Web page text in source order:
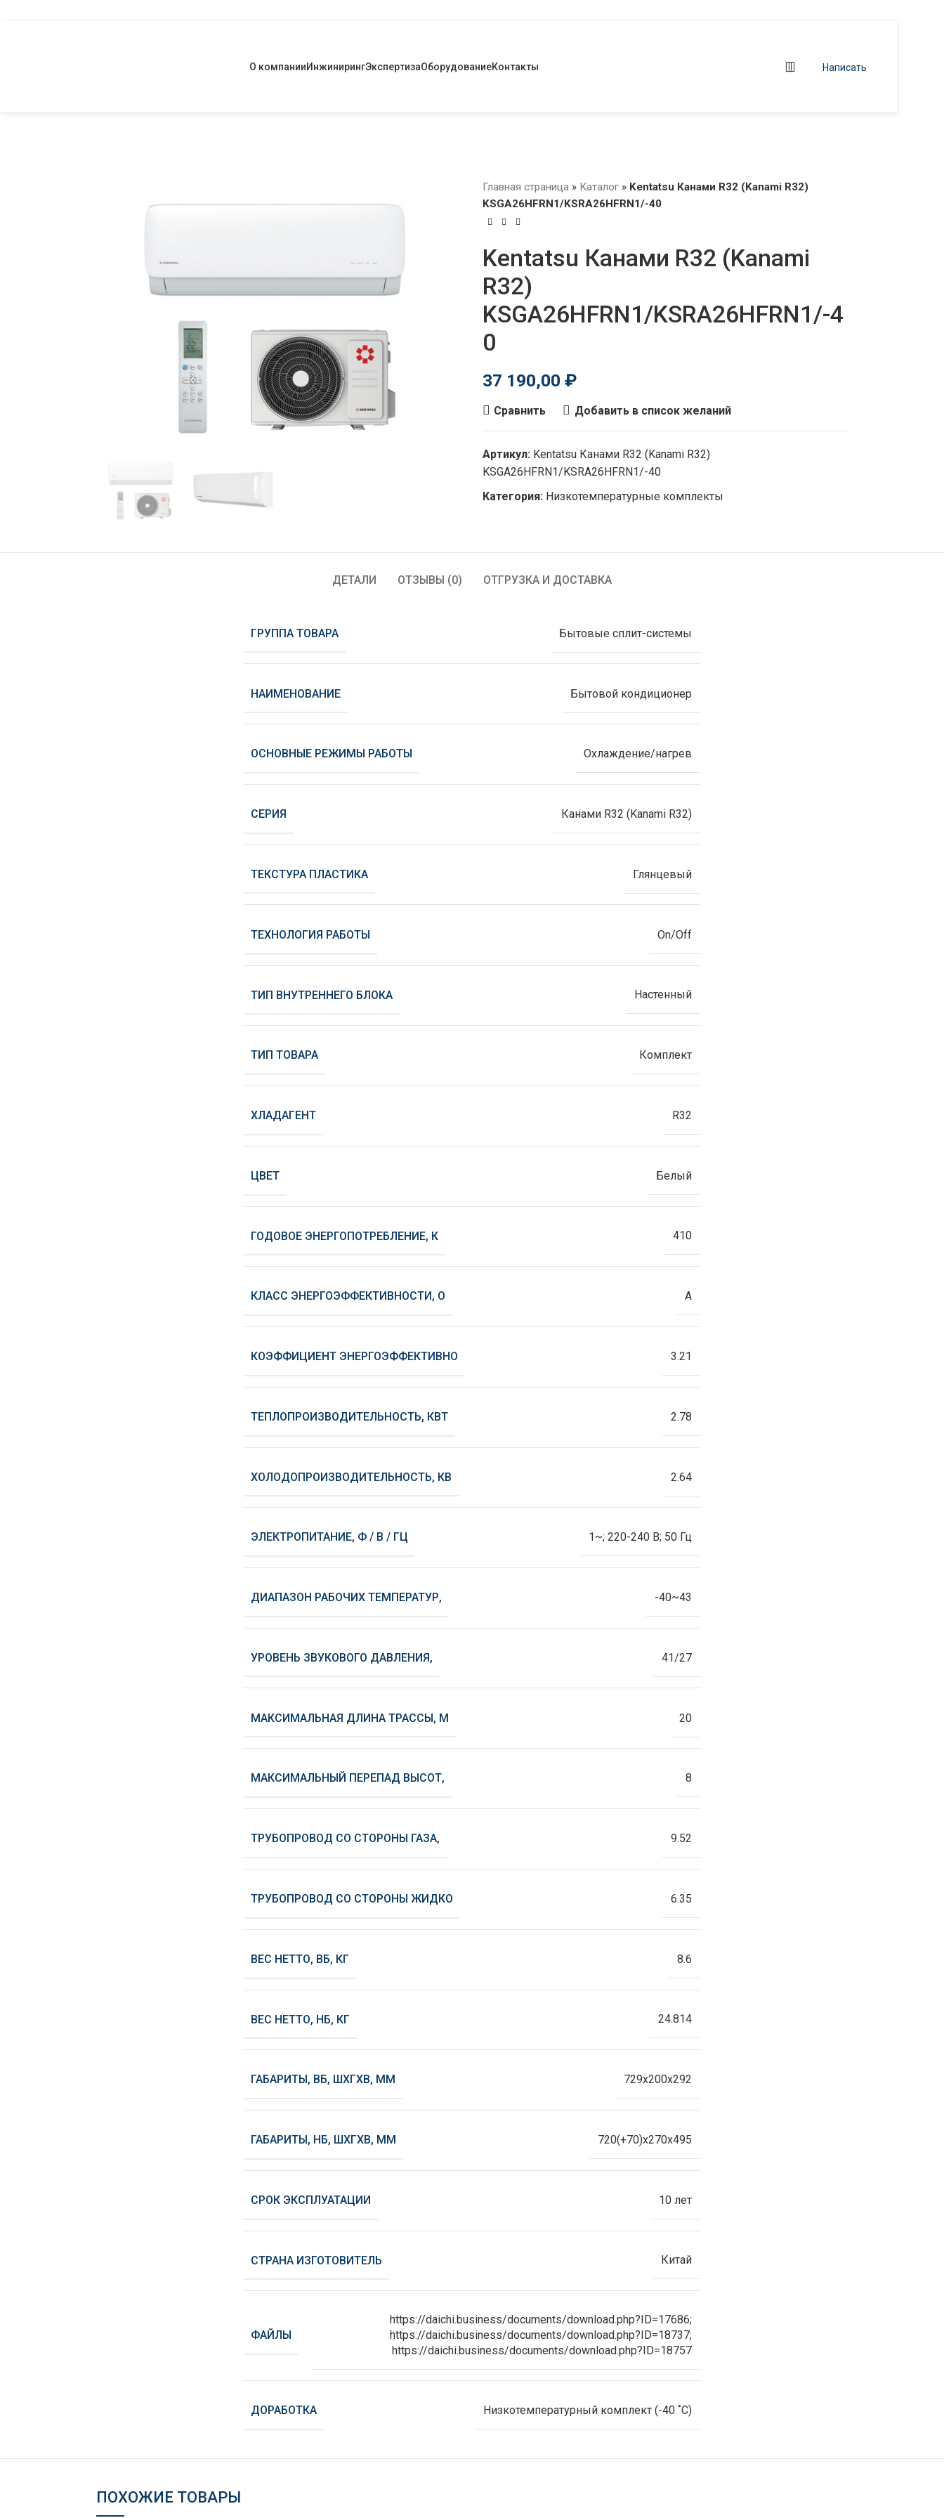
О компанииИнжинирингЭкспертизаОборудованиеКонтакты Написать
Главная страница » Каталог » Kentatsu Канами R32 (Kanami R32)
KSGA26HFRN1/KSRA26HFRN1/-40
Kentatsu Канами R32 (Kanami
R32)
KSGA26HFRN1/KSRA26HFRN1/-4
0
37 190,00 ₽
Сравнить Добавить в список желаний
Артикул: Kentatsu Канами R32 (Kanami R32)
KSGA26HFRN1/KSRA26HFRN1/-40
Категория: Низкотемпературные комплекты
ДЕТАЛИ ОТЗЫВЫ (0) ОТГРУЗКА И ДОСТАВКА
ГРУППА ТОВАРА Бытовые сплит-системы
НАИМЕНОВАНИЕ Бытовой кондиционер
ОСНОВНЫЕ РЕЖИМЫ РАБОТЫ Охлаждение/нагрев
СЕРИЯ Канами R32 (Kanami R32)
ТЕКСТУРА ПЛАСТИКА Глянцевый
ТЕХНОЛОГИЯ РАБОТЫ On/Off
ТИП ВНУТРЕННЕГО БЛОКА Настенный
ТИП ТОВАРА Комплект
ХЛАДАГЕНТ R32
ЦВЕТ Белый
ГОДОВОЕ ЭНЕРГОПОТРЕБЛЕНИЕ, К 410
КЛАСС ЭНЕРГОЭФФЕКТИВНОСТИ, О A
КОЭФФИЦИЕНТ ЭНЕРГОЭФФЕКТИВНО 3.21
ТЕПЛОПРОИЗВОДИТЕЛЬНОСТЬ, КВТ 2.78
ХОЛОДОПРОИЗВОДИТЕЛЬНОСТЬ, КВ 2.64
ЭЛЕКТРОПИТАНИЕ, Ф / В / ГЦ 1~; 220-240 В; 50 Гц
ДИАПАЗОН РАБОЧИХ ТЕМПЕРАТУР, -40~43
УРОВЕНЬ ЗВУКОВОГО ДАВЛЕНИЯ, 41/27
МАКСИМАЛЬНАЯ ДЛИНА ТРАССЫ, М 20
МАКСИМАЛЬНЫЙ ПЕРЕПАД ВЫСОТ, 8
ТРУБОПРОВОД СО СТОРОНЫ ГАЗА, 9.52
ТРУБОПРОВОД СО СТОРОНЫ ЖИДКО 6.35
ВЕС НЕТТО, ВБ, КГ 8.6
ВЕС НЕТТО, НБ, КГ 24.814
ГАБАРИТЫ, ВБ, ШХГХВ, ММ 729х200х292
ГАБАРИТЫ, НБ, ШХГХВ, ММ 720(+70)х270х495
СРОК ЭКСПЛУАТАЦИИ 10 лет
СТРАНА ИЗГОТОВИТЕЛЬ Китай
ФАЙЛЫ
https://daichi.business/documents/download.php?ID=17686;
https://daichi.business/documents/download.php?ID=18737;
https://daichi.business/documents/download.php?ID=18757
ДОРАБОТКА Низкотемпературный комплект (-40 ˚С)
ПОХОЖИЕ ТОВАРЫ